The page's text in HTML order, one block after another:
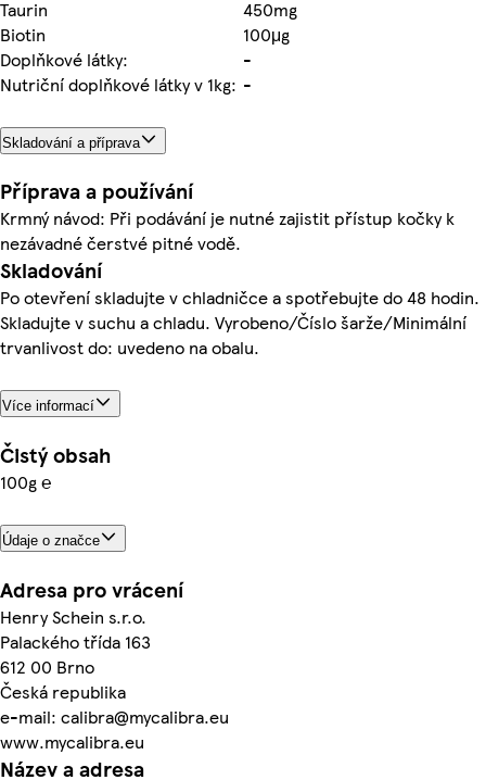
Taurin
450mg
Biotin
100μg
Doplňkové látky:
-
Nutriční doplňkové látky v 1kg: -
Skladování a příprava
Příprava a používání
Krmný návod: Při podávání je nutné zajistit přístup kočky k
nezávadné čerstvé pitné vodě.
Skladování
Po otevření skladujte v chladničce a spotřebujte do 48 hodin.
Skladujte v suchu a chladu. Vyrobeno/Číslo šarže/Minimální
trvanlivost do: uvedeno na obalu.
Více informací
Čistý obsah
100g ℮
Údaje o značce
Adresa pro vrácení
Henry Schein s.r.o.
Palackého třída 163
612 00 Brno
Česká republika
e-mail: calibra@mycalibra.eu
www.mycalibra.eu
Název a adresa